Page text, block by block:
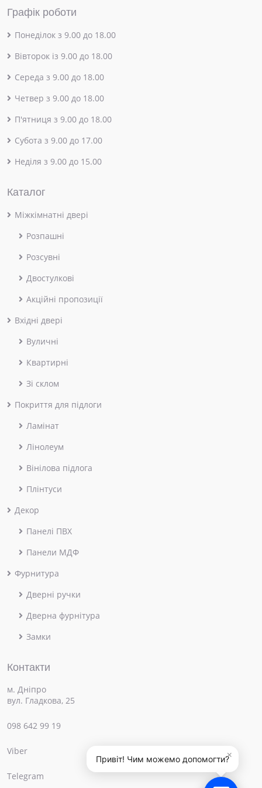
×
Привіт! Чим можемо допомогти?
Графік роботи
Понеділок з 9.00 до 18.00
Вівторок із 9.00 до 18.00
Середа з 9.00 до 18.00
Четвер з 9.00 до 18.00
П'ятниця з 9.00 до 18.00
Субота з 9.00 до 17.00
Неділя з 9.00 до 15.00
Каталог
Міжкімнатні двері
Розпашні
Розсувні
Двостулкові
Акційні пропозиції
Вхідні двері
Вуличні
Квартирні
Зі склом
Покриття для підлоги
Ламінат
Лінолеум
Вінілова підлога
Плінтуси
Декор
Панелі ПВХ
Панели МДФ
Фурнитура
Дверні ручки
Дверна фурнітура
Замки
Контакти
м. Дніпро
вул. Гладкова, 25
098 642 99 19
Viber
Telegram